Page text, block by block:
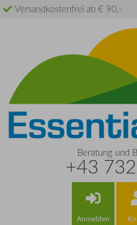
Versandkostenfrei ab € 90,-
Beratung und
+43
Anmelden